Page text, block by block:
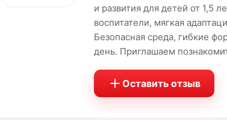
и развития для детей от 1,5
воспитатели, мягкая
Безопасная среда, гибкие
день. Приглашаем
Оставить отзыв